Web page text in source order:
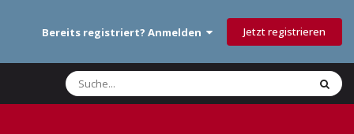
Bereits registriert? Anmelden Jetzt registrieren